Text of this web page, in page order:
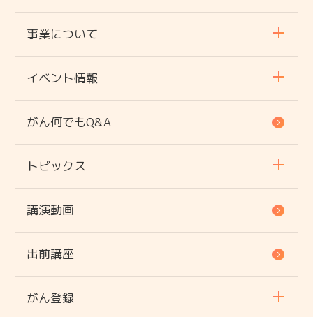
事業について
イベント情報
がん何でもQ&A
トピックス
講演動画
出前講座
がん登録